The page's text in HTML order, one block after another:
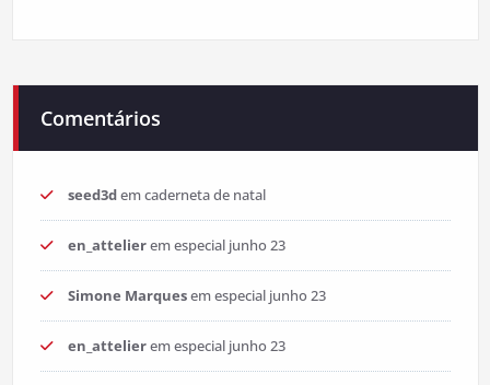
Comentários
seed3demcaderneta de natal
en_attelieremespecial junho 23
Simone Marquesemespecial junho 23
en_attelieremespecial junho 23